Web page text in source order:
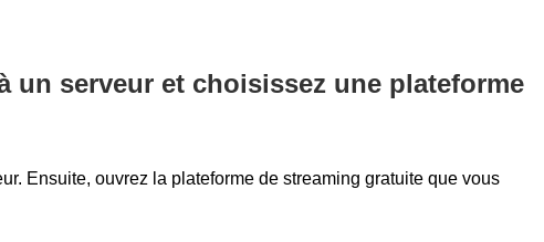
un serveur et choisissez une plateforme
Ensuite, ouvrez la plateforme de streaming gratuite que vous